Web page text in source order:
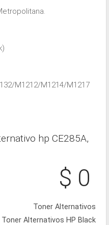
M1212/M1214/M1217
hp CE285A,
$ 0
Toner Alternativos
Toner Alternativos HP Black